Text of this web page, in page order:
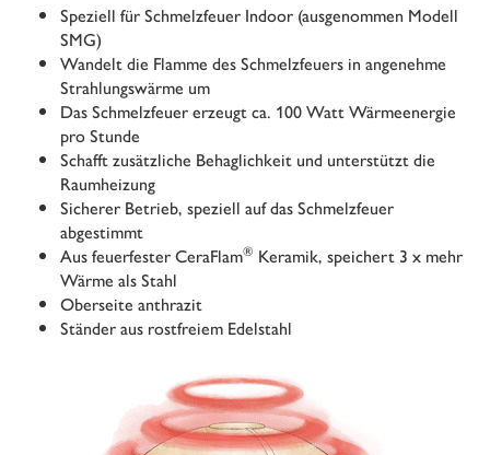
Speziell für Schmelzfeuer Indoor (ausgenommen Modell
SMG)
Wandelt die Flamme des Schmelzfeuers in angenehme
Strahlungswärme um
Das Schmelzfeuer erzeugt ca. 100 Watt Wärmeenergie
pro Stunde
Schafft zusätzliche Behaglichkeit und unterstützt die
Raumheizung
Sicherer Betrieb, speziell auf das Schmelzfeuer
abgestimmt
Aus feuerfester CeraFlam® Keramik, speichert 3 x mehr
Wärme als Stahl
Oberseite anthrazit
Ständer aus rostfreiem Edelstahl